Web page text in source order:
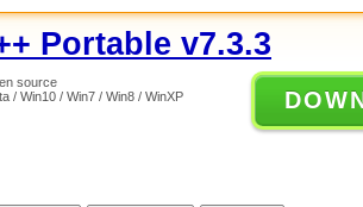
Portable v7.3.3
source
/ Win10 / Win7 / Win8 / WinXP